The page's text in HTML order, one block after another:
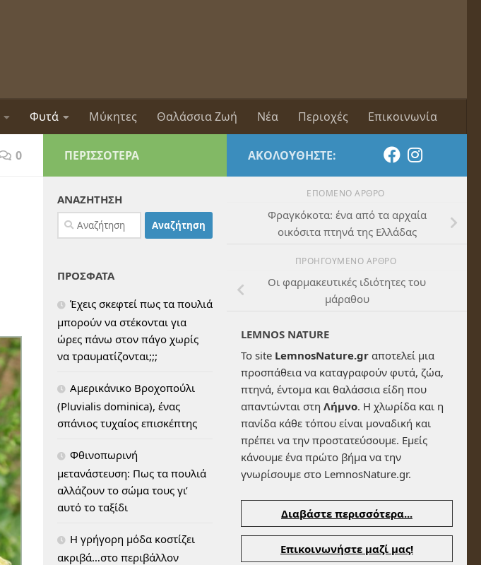
Φυτά Μύκητες Θαλάσσια Ζωή Νέα Περιοχές Επικοινωνία
0 ΑΚΟΛΟΥΘΉΣΤΕ:
ΕΠΌΜΕΝΟ ΆΡΘΡΟ
Φραγκόκοτα: ένα από τα αρχαία
οικόσιτα πτηνά της Ελλάδας
ΠΡΟΗΓΟΎΜΕΝΟ ΆΡΘΡΟ
Οι φαρμακευτικές ιδιότητες του
μάραθου
LEMNOS NATURE
Το site LemnosNature.gr αποτελεί μια
προσπάθεια να καταγραφούν φυτά, ζώα,
πτηνά, έντομα και θαλάσσια είδη που
απαντώνται στη Λήμνο. Η χλωρίδα και η
πανίδα κάθε τόπου είναι μοναδική και
πρέπει να την προστατεύσουμε. Εμείς
κάνουμε ένα πρώτο βήμα να την
γνωρίσουμε στο LemnosNature.gr.
Διαβάστε περισσότερα...
Επικοινωνήστε μαζί μας!
ΠΕΡΙΣΣΌΤΕΡΑ
ΑΝΑΖΗΤΗΣΗ
Αναζήτηση
για:
ΠΡΟΣΦΑΤΑ
Έχεις σκεφτεί πως τα πουλιά
μπορούν να στέκονται για
ώρες πάνω στον πάγο χωρίς
να τραυματίζονται;;;
Αμερικάνικο Βροχοπούλι
(Pluvialis dominica), ένας
σπάνιος τυχαίος επισκέπτης
Φθινοπωρινή
μετανάστευση: Πως τα πουλιά
αλλάζουν το σώμα τους γι’
αυτό το ταξίδι
H γρήγορη μόδα κοστίζει
ακριβά…στο περιβάλλον